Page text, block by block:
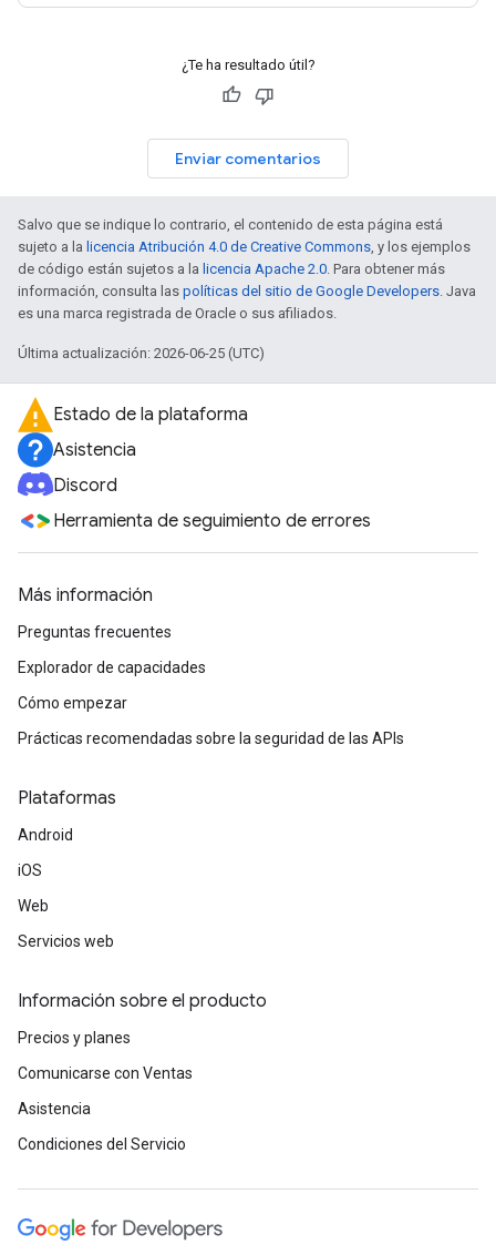
¿Te ha resultado útil?
Enviar comentarios
Salvo que se indique lo contrario, el contenido de esta página está
sujeto a la licencia Atribución 4.0 de Creative Commons, y los ejemplos
de código están sujetos a la licencia Apache 2.0. Para obtener más
información, consulta las políticas del sitio de Google Developers. Java
es una marca registrada de Oracle o sus afiliados.
Última actualización: 2026-06-25 (UTC)
Estado de la plataforma
Asistencia
Discord
Herramienta de seguimiento de errores
Más información
Preguntas frecuentes
Explorador de capacidades
Cómo empezar
Prácticas recomendadas sobre la seguridad de las APIs
Plataformas
Android
iOS
Web
Servicios web
Información sobre el producto
Precios y planes
Comunicarse con Ventas
Asistencia
Condiciones del Servicio